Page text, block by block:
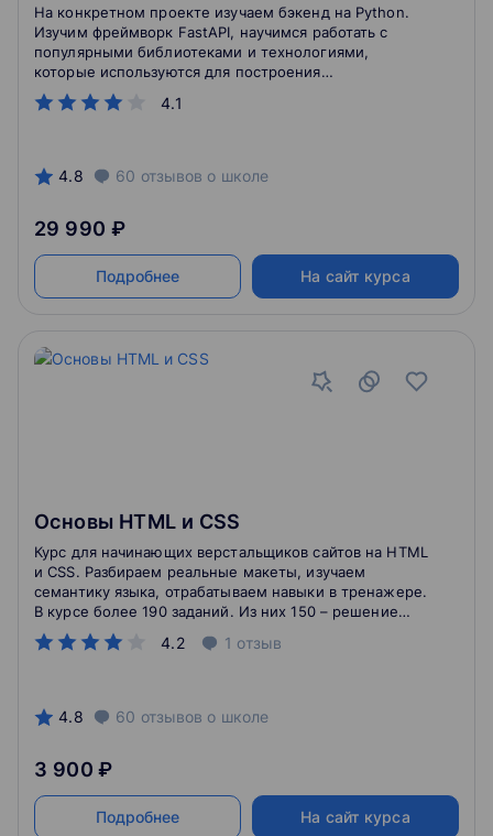
4.1
На конкретном проекте изучаем бэкенд на Python.
Изучим фреймворк FastAPI, научимся работать с
популярными библиотеками и технологиями,
которые используются для построения
высоконагруженных приложений: работа с базой
данных, кэширование, фоновые задачи, мониторинг,
4.8 60 отзывов о школе
29 990 ₽
Подробнее На сайт курса
Основы HTML и CSS
4.2 1 отзыв
Курс для начинающих верстальщиков сайтов на HTML
и CSS. Разбираем реальные макеты, изучаем
семантику языка, отрабатываем навыки в тренажере.
В курсе более 190 заданий. Из них 150 – решение
практических задач.
4.8 60 отзывов о школе
3 900 ₽
Подробнее На сайт курса